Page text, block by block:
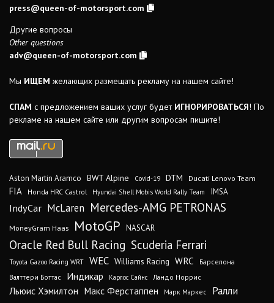
press@queen-of-motorsport.com
Другие вопросы
Other questions
adv@queen-of-motorsport.com
Мы ИЩЕМ желающих размещать рекламу на нашем сайте!
СПАМ с предложением ваших услуг будет ИГНОРИРОВАТЬСЯ! По
рекламе на нашем сайте или другим вопросам пишите!
Aston Martin Aramco BWT Alpine Covid-19 DTM Ducati Lenovo Team
FIA Honda HRC Castrol Hyundai Shell Mobis World Rally Team IMSA
IndyCar McLaren Mercedes-AMG PETRONAS
MoneyGram Haas MotoGP NASCAR
Oracle Red Bull Racing Scuderia Ferrari
Toyota Gazoo Racing WRT WEC Williams Racing WRC
Барселона
Валттери Боттас
Индикар Карлос Сайнс Ландо Норрис
Льюис Хэмилтон Макс Ферстаппен Марк Маркес Ралли